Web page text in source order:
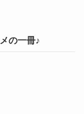
の一冊♪